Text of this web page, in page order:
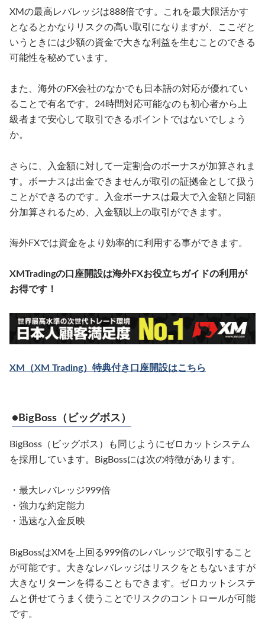
XMの最高レバレッジは888倍です。これを最大限活かす
となるとかなりリスクの高い取引になりますが、ここぞと
いうときには少額の資金で大きな利益を生むことのできる
可能性を秘めています。
また、海外のFX会社のなかでも日本語の対応が優れてい
ることで有名です。24時間対応可能なのも初心者から上
級者まで安心して取引できるポイントではないでしょう
か。
さらに、入金額に対して一定割合のボーナスが加算されま
す。ボーナスは出金できませんが取引の証拠金として扱う
ことができるのです。入金ボーナスは最大で入金額と同額
分加算されるため、入金額以上の取引ができます。
海外FXでは資金をより効率的に利用する事ができます。
XMTradingの口座開設は海外FXお役立ちガイドの利用が
お得です！
XM（XM Trading）特典付き口座開設はこちら
● BigBoss（ビッグボス）
BigBoss（ビッグボス）も同じようにゼロカットシステム
を採用しています。BigBossには次の特徴があります。
・最大レバレッジ999倍
・強力な約定能力
・迅速な入金反映
BigBossはXMを上回る999倍のレバレッジで取引すること
が可能です。大きなレバレッジはリスクをともないますが
大きなリターンを得ることもできます。ゼロカットシステ
ムと併せてうまく使うことでリスクのコントロールが可能
です。